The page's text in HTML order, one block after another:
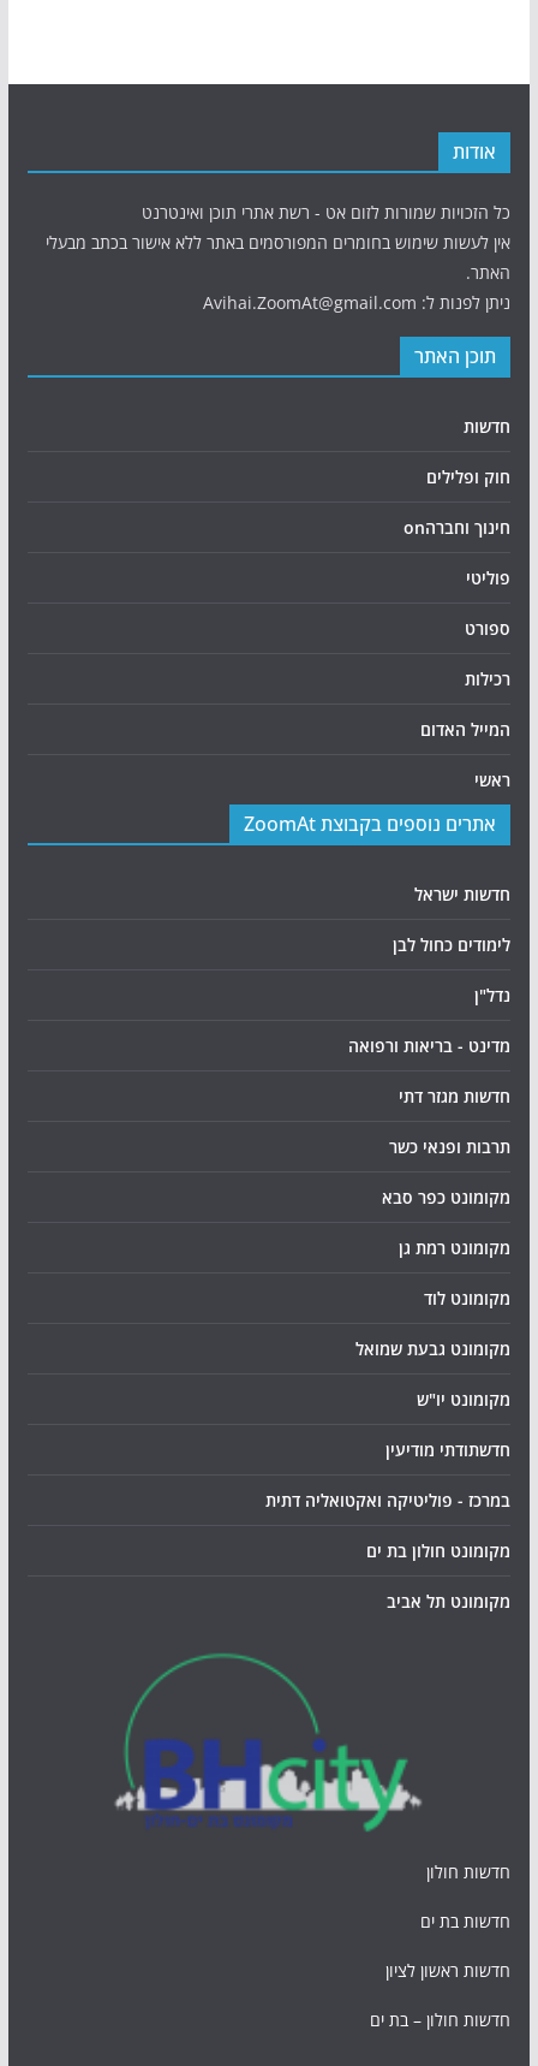
אודות
כל הזכויות שמורות לזום אט - רשת אתרי תוכן ואינטרנט
אין לעשות שימוש בחומרים המפורסמים באתר ללא אישור בכתב מבעלי
האתר.
ניתן לפנות ל: Avihai.ZoomAt@gmail.com
תוכן האתר
חדשות
חוק ופלילים
חינוך וחברהon
פוליטי
ספורט
רכילות
המייל האדום
ראשי
אתרים נוספים בקבוצת ZoomAt
חדשות ישראל
לימודים כחול לבן
נדל"ן
מדינט - בריאות ורפואה
חדשות מגזר דתי
תרבות ופנאי כשר
מקומונט כפר סבא
מקומונט רמת גן
מקומונט לוד
מקומונט גבעת שמואל
מקומונט יו"ש
חדשתודתי מודיעין
במרכז - פוליטיקה ואקטואליה דתית
מקומונט חולון בת ים
מקומונט תל אביב
חדשות חולון
חדשות בת ים
חדשות ראשון לציון
חדשות חולון – בת ים